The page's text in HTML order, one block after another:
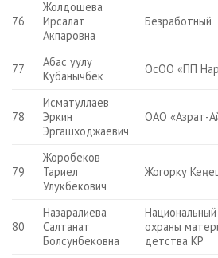
76
Жолдошева
Ирсалат
Акпаровна
Безработный
77
Абас уулу
Кубанычбек
ОсОО «ПП
78
Исматуллаев
Эркин
Эргашходжаевич
ОАО «Азрат-
79
Жоробеков
Тариел
Улукбекович
Жогорку
80
Назаралиева
Салтанат
Болсунбековна
охраны
детства КР